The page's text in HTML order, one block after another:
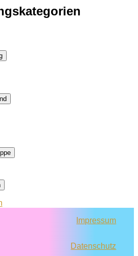
Impressum
Datenschutz